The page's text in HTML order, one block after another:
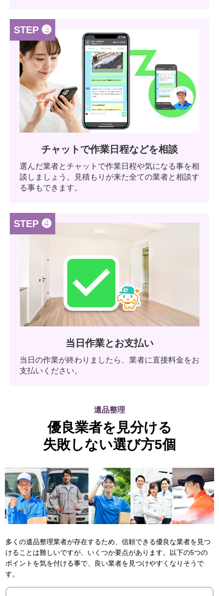
STEP ❸
チャットで作業日程などを相談
選んだ業者とチャットで作業日程や気になる事を相
談しましょう。見積もりが来た全ての業者と相談す
る事もできます。
STEP ❹
当日作業とお支払い
当日の作業が終わりましたら、業者に直接料金をお
支払いください。
遺品整理
優良業者を見分ける
失敗しない選び方5個
多くの遺品整理業者が存在するため、信頼できる優良な業者を見つ
けることは難しいですが、いくつか要点があります。以下の5つの
ポイントを気を付ける事で、良い業者を見つけやすくなりそうで
す。